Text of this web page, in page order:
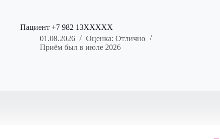
Пациент +7 982 13XXXXX
01.08.2026
Оценка: Отлично
Приём был в июле 2026